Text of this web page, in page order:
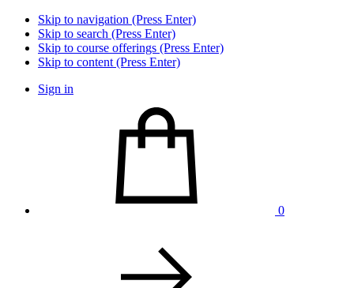
Skip to navigation (Press Enter)
Skip to search (Press Enter)
Skip to course offerings (Press Enter)
Skip to content (Press Enter)
Sign in
0